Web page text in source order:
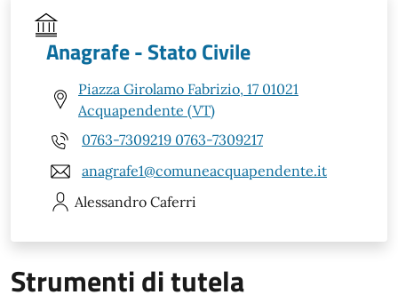
Anagrafe - Stato Civile
Piazza Girolamo Fabrizio, 17 01021
Acquapendente (VT)
0763-7309219 0763-7309217
anagrafe1@comuneacquapendente.it
Alessandro Caferri
Strumenti di tutela